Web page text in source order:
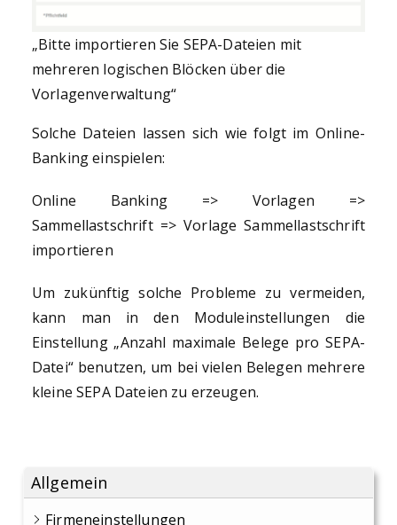
Allgemein
Firmeneinstellungen
„Bitte importieren Sie SEPA-Dateien mit
mehreren logischen Blöcken über die
Vorlagenverwaltung“
Solche Dateien lassen sich wie folgt im Online-
Banking einspielen:
Online Banking => Vorlagen =>
Sammellastschrift => Vorlage Sammellastschrift
importieren
Um zukünftig solche Probleme zu vermeiden,
kann man in den Moduleinstellungen die
Einstellung „Anzahl maximale Belege pro SEPA-
Datei“ benutzen, um bei vielen Belegen mehrere
kleine SEPA Dateien zu erzeugen.